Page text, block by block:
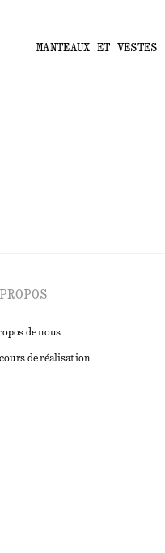
MANTEAUX ET VESTES
de nous
de réalisation